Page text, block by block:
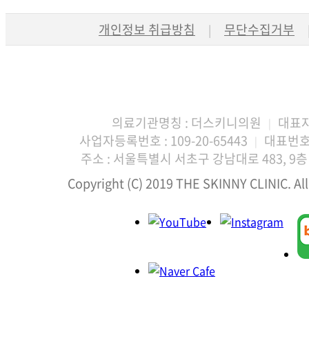
개인정보 취급방침 | 무단수집거부
의료기관명칭 : 더스키니의원 |
대표
사업자등록번호 : 109-20-65443 |
대표번
주소 : 서울특별시 서초구 강남대로 483, 9
Copyright (C) 2019 THE SKINNY CLINIC.